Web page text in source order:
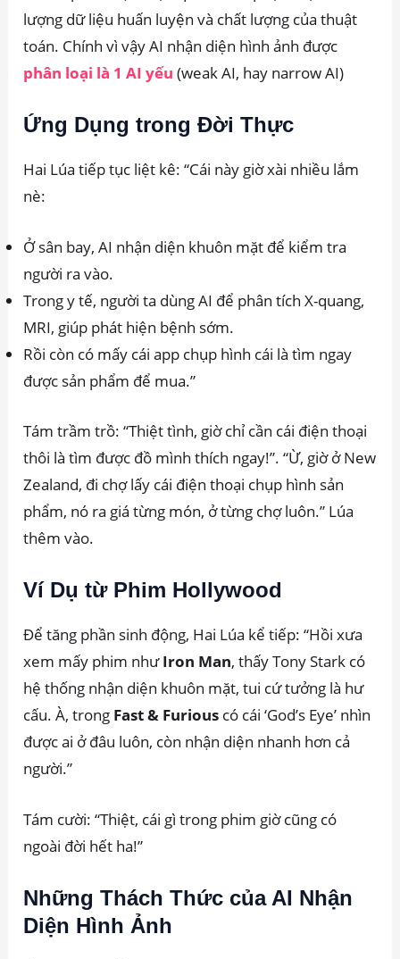
lượng dữ liệu huấn luyện và chất lượng của thuật
toán. Chính vì vậy AI nhận diện hình ảnh được
phân loại là 1 AI yếu (weak AI, hay narrow AI)
Ứng Dụng trong Đời Thực
Hai Lúa tiếp tục liệt kê: “Cái này giờ xài nhiều lắm
nè:
Ở sân bay, AI nhận diện khuôn mặt để kiểm tra
người ra vào.
Trong y tế, người ta dùng AI để phân tích X-quang,
MRI, giúp phát hiện bệnh sớm.
Rồi còn có mấy cái app chụp hình cái là tìm ngay
được sản phẩm để mua.”
Tám trầm trồ: “Thiệt tình, giờ chỉ cần cái điện thoại
thôi là tìm được đồ mình thích ngay!”. “Ừ, giờ ở New
Zealand, đi chợ lấy cái điện thoại chụp hình sản
phẩm, nó ra giá từng món, ở từng chợ luôn.” Lúa
thêm vào.
Ví Dụ từ Phim Hollywood
Để tăng phần sinh động, Hai Lúa kể tiếp: “Hồi xưa
xem mấy phim nhưIron Man, thấy Tony Stark có
hệ thống nhận diện khuôn mặt, tui cứ tưởng là hư
cấu. À, trong Fast & Furious có cái ‘God’s Eye’ nhìn
được ai ở đâu luôn, còn nhận diện nhanh hơn cả
người.”
Tám cười: “Thiệt, cái gì trong phim giờ cũng có
ngoài đời hết ha!”
Những Thách Thức của AI Nhận
Diện Hình Ảnh